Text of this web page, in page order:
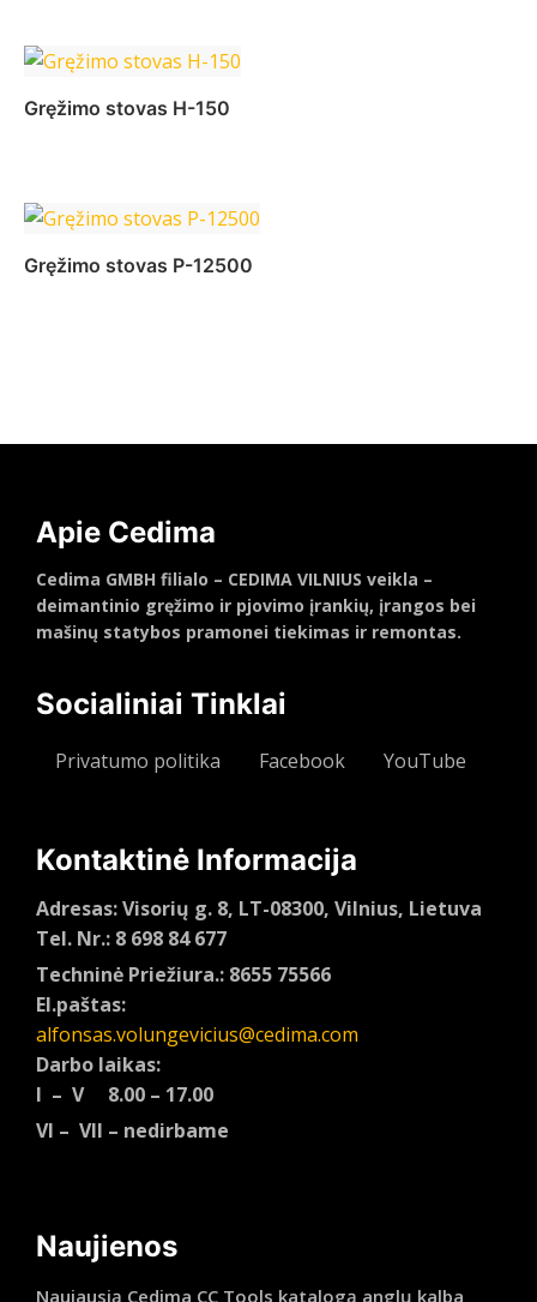
Daugiau
Gręžimo stovas H-150
Daugiau
Gręžimo stovas P-12500
Apie Cedima
Cedima GMBH filialo – CEDIMA VILNIUS veikla –
deimantinio gręžimo ir pjovimo įrankių, įrangos bei
mašinų statybos pramonei tiekimas ir remontas.
Socialiniai Tinklai
Privatumo politika Facebook YouTube
Kontaktinė Informacija
Adresas: Visorių g. 8, LT-08300, Vilnius, Lietuva
Tel. Nr.: 8 698 84 677
Techninė Priežiura.: 8655 75566
El.paštas:
alfonsas.volungevicius@cedima.com
Darbo laikas:
I – V 8.00 – 17.00
VI – VII – nedirbame
Naujienos
Naujausią Cedima CC Tools katalogą anglų kalba